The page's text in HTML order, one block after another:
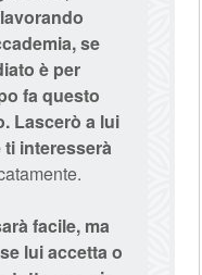
se
è per
fa questo
Lascerò a lui
ti interesserà
facile, ma
lui accetta o